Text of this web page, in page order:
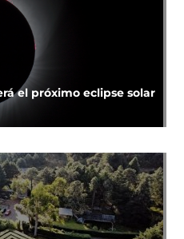
el próximo eclipse solar